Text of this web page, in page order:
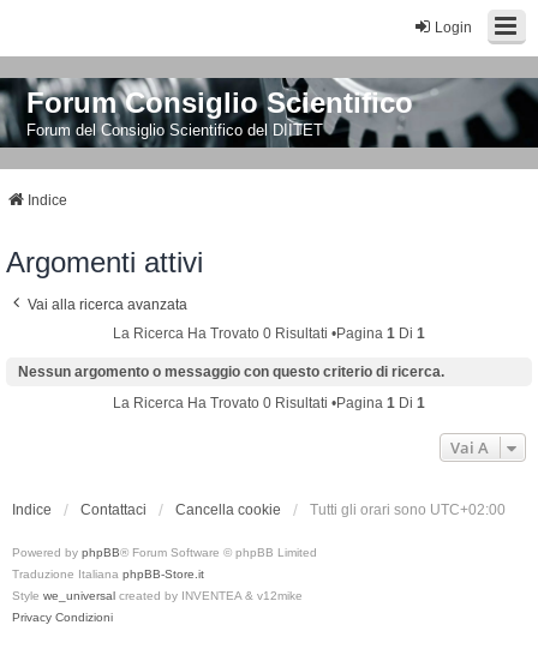
Login
Forum Consiglio Scientifico
Forum del Consiglio Scientifico del DIITET
Indice
Argomenti attivi
Vai alla ricerca avanzata
La Ricerca Ha Trovato 0 Risultati •Pagina 1 Di 1
Nessun argomento o messaggio con questo criterio di ricerca.
La Ricerca Ha Trovato 0 Risultati •Pagina 1 Di 1
Vai A
Indice Contattaci Cancella cookie Tutti gli orari sono UTC+02:00
Powered by phpBB® Forum Software © phpBB Limited
Traduzione Italiana phpBB-Store.it
Style we_universal created by INVENTEA & v12mike
Privacy Condizioni